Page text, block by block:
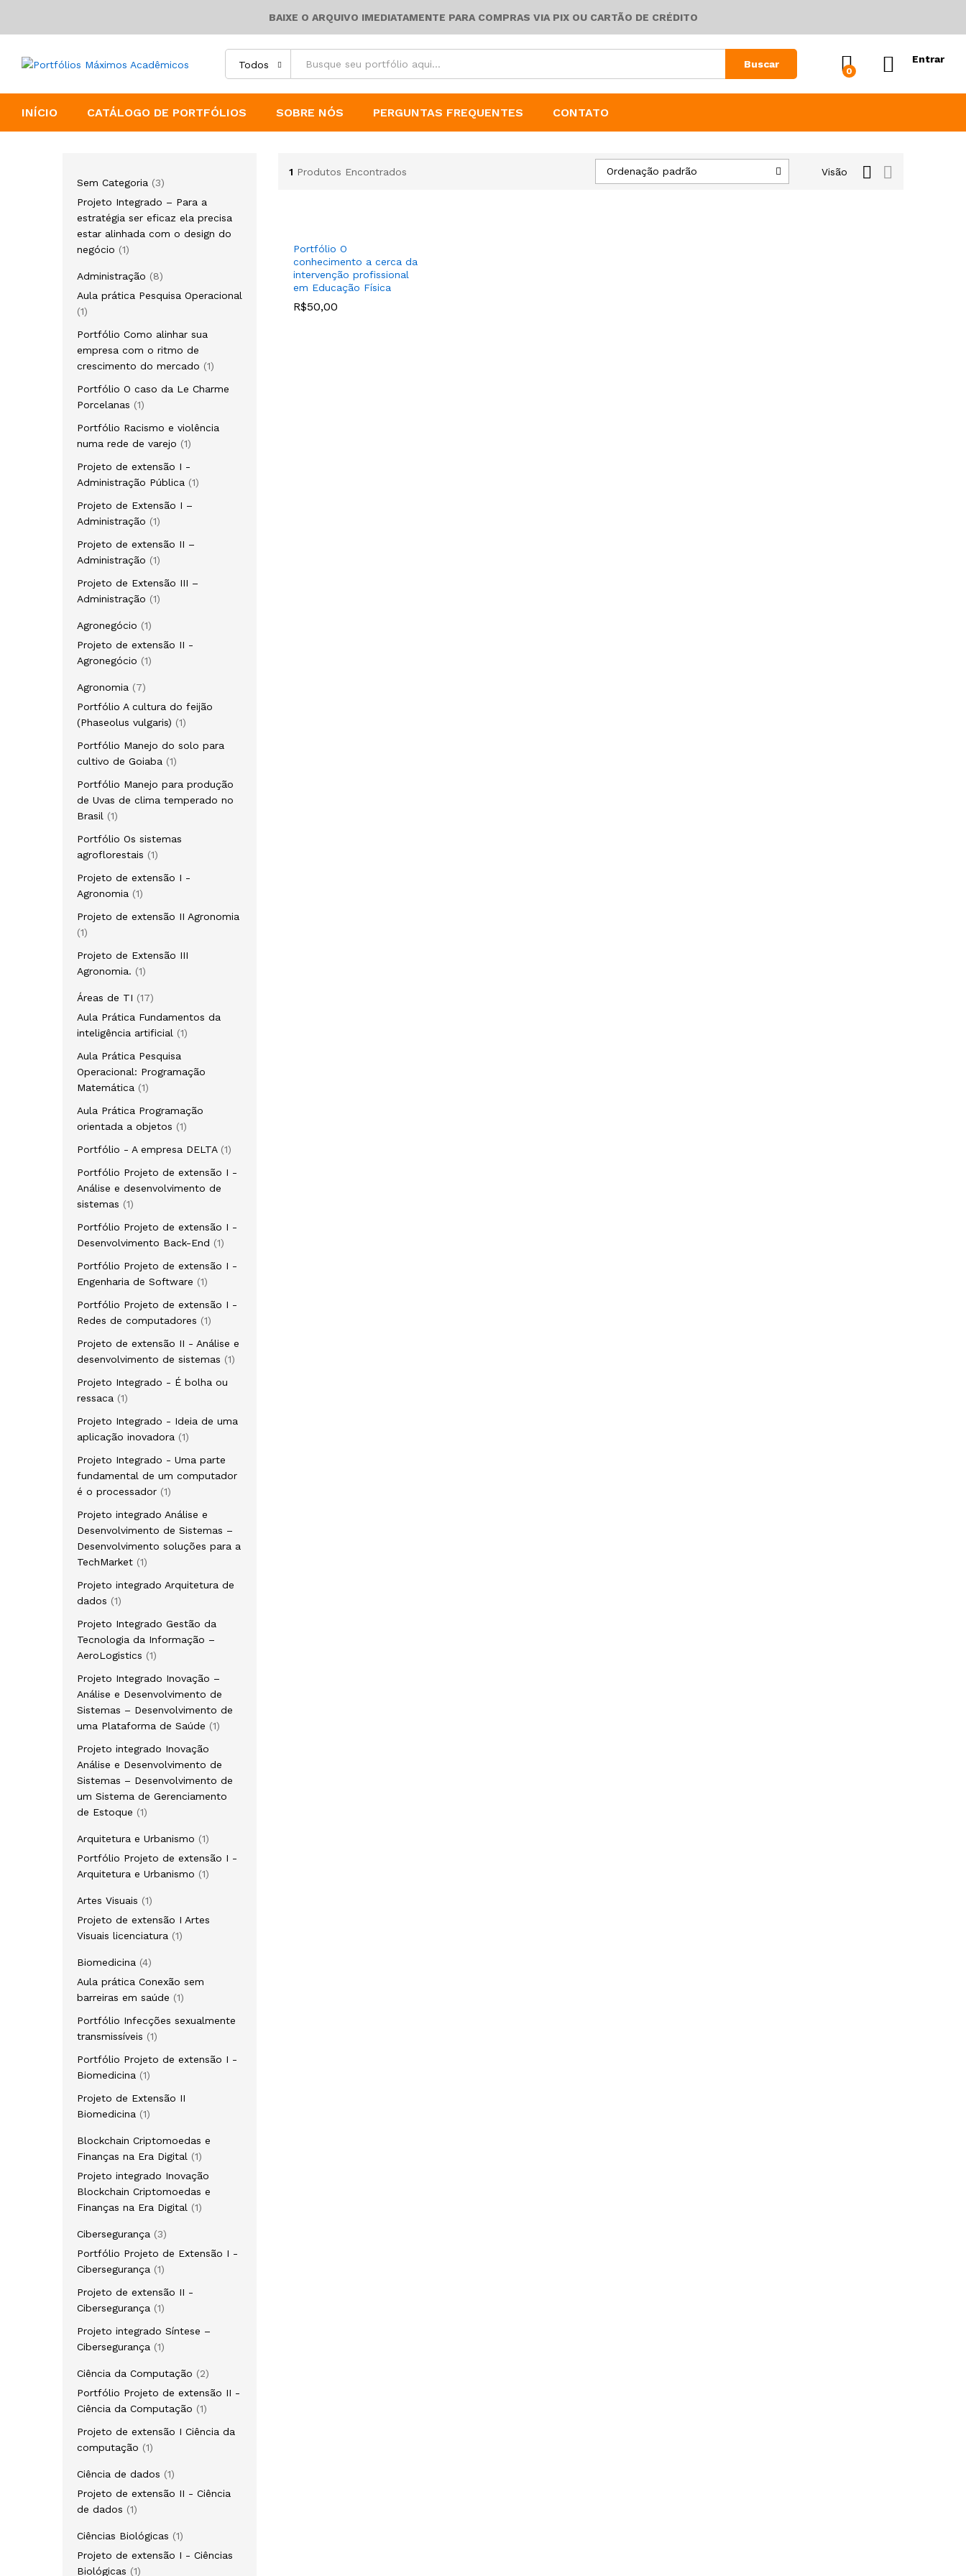
BAIXE O ARQUIVO IMEDIATAMENTE PARA COMPRAS VIA PIX OU CARTÃO DE CRÉDITO
Todos Buscar
0
Entrar
INÍCIO CATÁLOGO DE PORTFÓLIOS SOBRE NÓS PERGUNTAS FREQUENTES CONTATO
1 Produtos Encontrados Visão
Ordenação padrão
Portfólio O
conhecimento a cerca da
intervenção profissional
em Educação Física
R$50,00
R$50,00
Sem Categoria
3
Projeto Integrado – Para a
estratégia ser eficaz ela precisa
estar alinhada com o design do
negócio
1
Administração
8
Aula prática Pesquisa Operacional
1
Portfólio Como alinhar sua
empresa com o ritmo de
crescimento do mercado
1
Portfólio O caso da Le Charme
Porcelanas
1
Portfólio Racismo e violência
numa rede de varejo
1
Projeto de extensão I -
Administração Pública
1
Projeto de Extensão I –
Administração
1
Projeto de extensão II –
Administração
1
Projeto de Extensão III –
Administração
1
Agronegócio
1
Projeto de extensão II -
Agronegócio
1
Agronomia
7
Portfólio A cultura do feijão
(Phaseolus vulgaris)
1
Portfólio Manejo do solo para
cultivo de Goiaba
1
Portfólio Manejo para produção
de Uvas de clima temperado no
Brasil
1
Portfólio Os sistemas
agroflorestais
1
Projeto de extensão I -
Agronomia
1
Projeto de extensão II Agronomia
1
Projeto de Extensão III
Agronomia.
1
Áreas de TI
17
Aula Prática Fundamentos da
inteligência artificial
1
Aula Prática Pesquisa
Operacional: Programação
Matemática
1
Aula Prática Programação
orientada a objetos
1
Portfólio - A empresa DELTA
1
Portfólio Projeto de extensão I -
Análise e desenvolvimento de
sistemas
1
Portfólio Projeto de extensão I -
Desenvolvimento Back-End
1
Portfólio Projeto de extensão I -
Engenharia de Software
1
Portfólio Projeto de extensão I -
Redes de computadores
1
Projeto de extensão II - Análise e
desenvolvimento de sistemas
1
Projeto Integrado - É bolha ou
ressaca
1
Projeto Integrado - Ideia de uma
aplicação inovadora
1
Projeto Integrado - Uma parte
fundamental de um computador
é o processador
1
Projeto integrado Análise e
Desenvolvimento de Sistemas –
Desenvolvimento soluções para a
TechMarket
1
Projeto integrado Arquitetura de
dados
1
Projeto Integrado Gestão da
Tecnologia da Informação –
AeroLogistics
1
Projeto Integrado Inovação –
Análise e Desenvolvimento de
Sistemas – Desenvolvimento de
uma Plataforma de Saúde
1
Projeto integrado Inovação
Análise e Desenvolvimento de
Sistemas – Desenvolvimento de
um Sistema de Gerenciamento
de Estoque
1
Arquitetura e Urbanismo
1
Portfólio Projeto de extensão I -
Arquitetura e Urbanismo
1
Artes Visuais
1
Projeto de extensão I Artes
Visuais licenciatura
1
Biomedicina
4
Aula prática Conexão sem
barreiras em saúde
1
Portfólio Infecções sexualmente
transmissíveis
1
Portfólio Projeto de extensão I -
Biomedicina
1
Projeto de Extensão II
Biomedicina
1
Blockchain Criptomoedas e
Finanças na Era Digital
1
Projeto integrado Inovação
Blockchain Criptomoedas e
Finanças na Era Digital
1
Cibersegurança
3
Portfólio Projeto de Extensão I -
Cibersegurança
1
Projeto de extensão II -
Cibersegurança
1
Projeto integrado Síntese –
Cibersegurança
1
Ciência da Computação
2
Portfólio Projeto de extensão II -
Ciência da Computação
1
Projeto de extensão I Ciência da
computação
1
Ciência de dados
1
Projeto de extensão II - Ciência
de dados
1
Ciências Biológicas
1
Projeto de extensão I - Ciências
Biológicas
1